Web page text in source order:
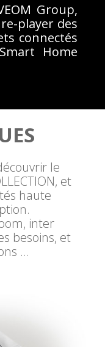
Group,
player des
connectés
Home
le
et
haute
inter
besoins, et
…